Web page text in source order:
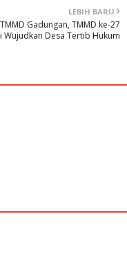
LEBIH BARU
Gadungan, TMMD ke-27
Wujudkan Desa Tertib Hukum